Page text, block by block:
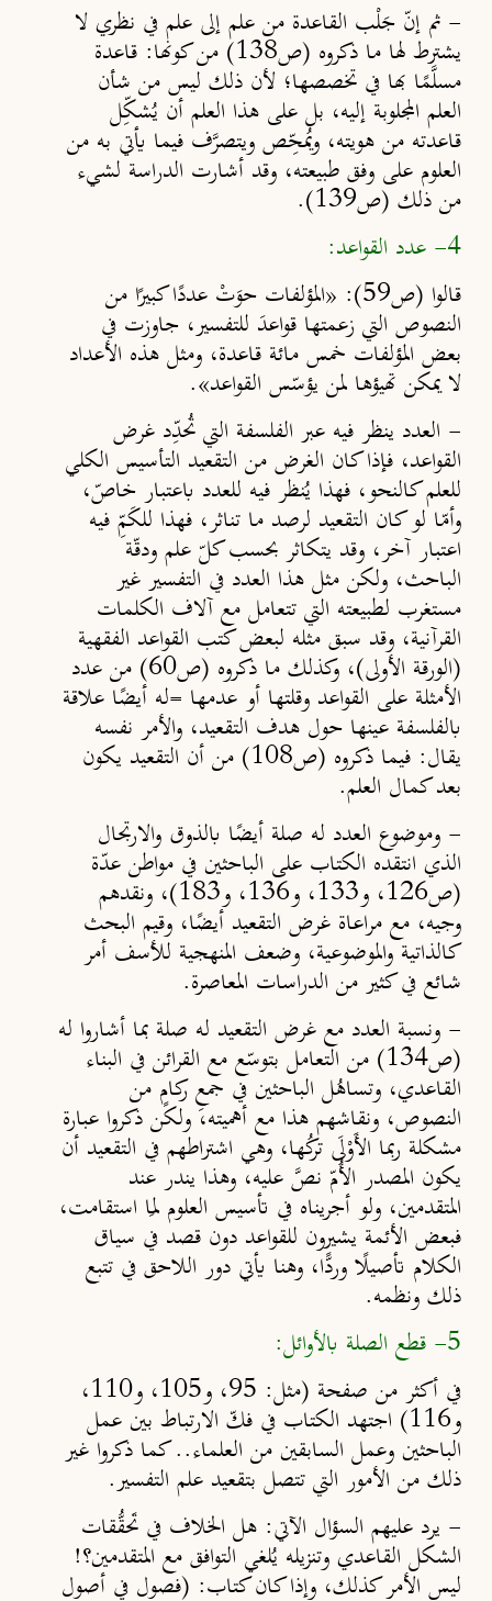
- ثم إنّ جَلْب القاعدة من علم إلى علم في نظري لا
يشترط لها ما ذكروه (ص138) من كونها: قاعدة
مسلَّمًا بها في تخصصها؛ لأن ذلك ليس من شأن
العلم المجلوبة إليه، بل على هذا العلم أن يُشكِّل
قاعدته من هويته، ويُمحِّص ويتصرَّف فيما يأتي به من
العلوم على وفق طبيعته، وقد أشارت الدراسة لشيء
من ذلك (ص139).
4- عدد القواعد:
قالوا (ص59): «المؤلفات حوَتْ عدد
ًاكبيرًا من
النصوص التي زعمتها قواعدَ للتفسير، جاوزت في
بعض المؤلفات خمس مائة قاعدة، ومثل هذه الأعداد
لا يمكن تهيؤها لمن يؤسّس القواعد».
- العدد ينظر فيه عبر الفلسفة التي تُحدِّد غرض
القواعد، فإذا كان الغرض من التقعيد التأسيس الكلي
للعلم كالنحو، فهذا يُنظر فيه للعدد باعتبار خاصّ،
وأمّا لو كان التقعيد لرصد ما تناثر، فهذا للكَمِّ فيه
اعتبار آخر، وقد يتكاثر بحسب كلّ علم ودقّة
الباحث، ولكن مثل هذا العدد في التفسير غير
مستغرب لطبيعته التي تتعامل مع آلاف الكلمات
القرآنية، وقد سبق مثله لبعض كتب القواعد الفقهية
(الورقة الأولى)، وكذلك ما ذكروه (ص60) من عدد
الأمثلة على القواعد وقلتها أو عدمها =له أيضًا علاقة
بالفلسفة عينها حول هدف التقعيد، والأمر نفسه
يقال: فيما ذكروه (ص108) من أن التقعيد يكون
بعد كمال العلم.
- وموضوع العدد له صلة أيضًا بالذوق والارتجال
الذي انتقده الكتاب على الباحثين في مواطن عدّة
(ص126، و133، و136، و183)، ونقدهم
وجيه، مع مراعاة غرض التقعيد أيضًا، وقيم البحث
كالذاتية والموضوعية، وضعف المنهجية للأسف أمر
شائع في كثير من الدراسات المعاصرة.
- ونسبة العدد مع غرض التقعيد له صلة بما أشاروا له
(ص134) من التعامل بتوسّع مع القرائن في البناء
القاعدي، وتساهُل الباحثين في جمعِ ركامٍ من
النصوص، ونقاشهم هذا مع أهميته، ولكن ذكروا عبارة
مشكلة ربما الأَوْلَى تركُها، وهي اشتراطهم في التقعيد أن
يكون المصدر الأُمّ نصَّ عليه، وهذا يندر عند
المتقدمين، ولو أجريناه في تأسيس العلوم لمَا استقامت،
فبعض الأئمة يشيرون للقواعد دون قصد في سياق
الكلام تأصيلوردًّا، وهنا يأتي دور اللاحق في تتبع
ذلك ونظمه.
5- قطع الصلة بالأوائل:
في أكثر من صفحة (مثل: 95، و105، و110،
و116) اجتهد الكتاب في فكّ الارتباط بين عمل
الباحثين وعمل السابقين من العلماء.. كما ذكروا غير
ذلك من الأمور التي تتصل بتقعيد علم التفسير.
- يرد عليهم السؤال الآتي: هل الخلاف في تَحقُّقات
الشكل القاعدي وتنزيله يُلغي التوافق مع المتقدمين؟!
ليس الأمر كذلك، وإذا كان كتاب: (فصول في أصول